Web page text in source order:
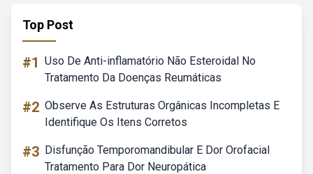
Top Post
#1 Uso De Anti-inflamatório Não Esteroidal No
Tratamento Da Doenças Reumáticas
#2 Observe As Estruturas Orgânicas Incompletas E
Identifique Os Itens Corretos
#3 Disfunção Temporomandibular E Dor Orofacial
Tratamento Para Dor Neuropática